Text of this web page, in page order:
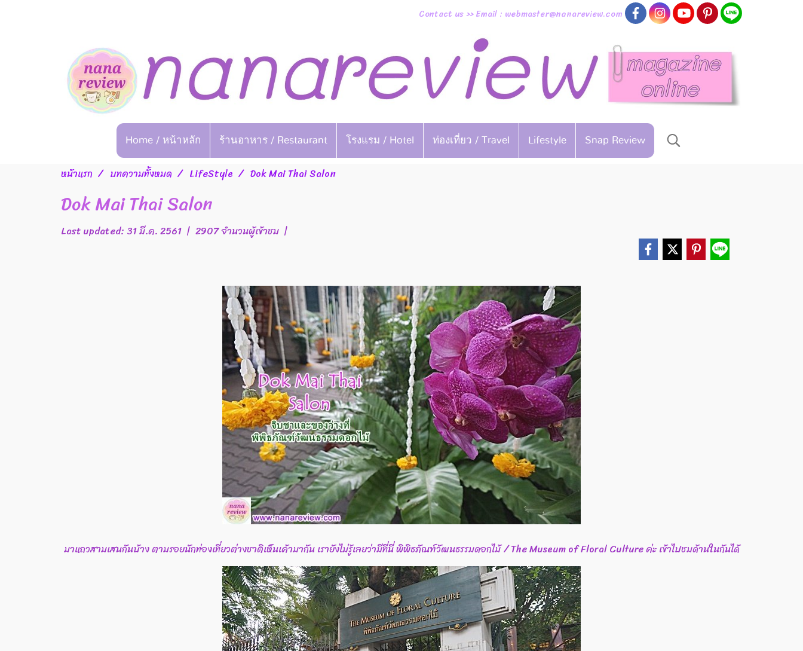
Contact us >> Email : webmaster@nanareview.com
Home / หน้าหลัก ร้านอาหาร / Restaurant โรงแรม / Hotel ท่องเที่ยว / Travel Lifestyle Snap Review
หน้าแรก บทความทั้งหมด LifeStyle Dok Mai Thai Salon
Dok Mai Thai Salon
Last updated: 31 มี.ค. 2561 | 2907 จำนวนผู้เข้าชม |
มาแถวสามเสนกันบ้าง ตามรอยนักท่องเที่ยวต่างชาติเห็นเค้ามากัน เรายังไม่รู้เลยว่ามีที่นี่ พิพิธภัณฑ์วัฒนธรรมดอกไม้ / The Museum of Floral Culture ค่ะ เข้าไปชมด้านในกันได้